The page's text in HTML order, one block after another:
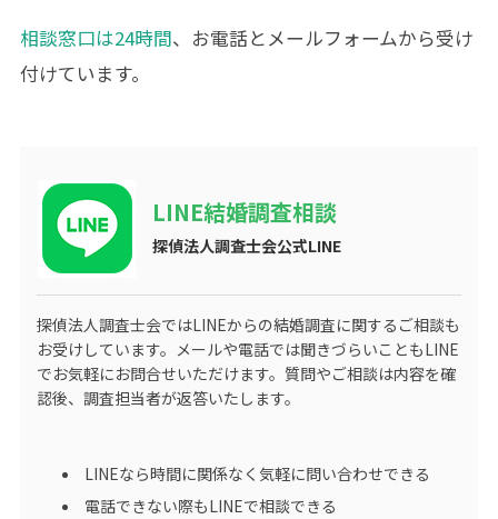
相談窓口は24時間、お電話とメールフォームから受け
付けています。
LINE結婚調査相談
探偵法人調査士会公式LINE
探偵法人調査士会ではLINEからの結婚調査に関するご相談も
お受けしています。メールや電話では聞きづらいこともLINE
でお気軽にお問合せいただけます。質問やご相談は内容を確
認後、調査担当者が返答いたします。
LINEなら時間に関係なく気軽に問い合わせできる
電話できない際もLINEで相談できる